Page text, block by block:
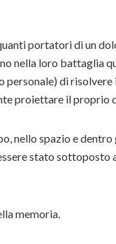
portatori di un
nella loro battaglia
personale) di
proiettare il proprio
nello spazio e dentro
stato
memoria.